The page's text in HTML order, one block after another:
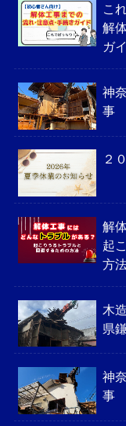
こ
解
ガ
神
事
２
解
起
方
木
県
神
事